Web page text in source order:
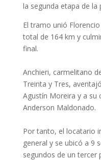
la segunda etapa de la
El tramo unió
total de 164 km y
final.
Anchieri, carmelitano
Treinta y Tres,
Agustín Moreira y a su
Anderson Maldonado.
Por tanto, el locatario
general y se ubicó a 9
segundos de un tercer